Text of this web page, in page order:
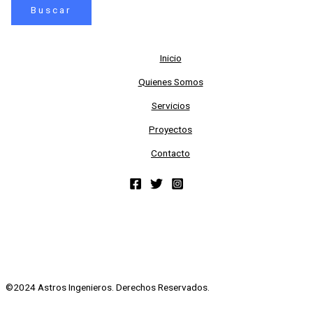
Inicio
Quienes Somos
Servicios
Proyectos
Contacto
©2024 Astros Ingenieros. Derechos Reservados.